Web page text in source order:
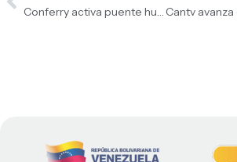
Conferry activa puente humanitario para atención a familias afectadas